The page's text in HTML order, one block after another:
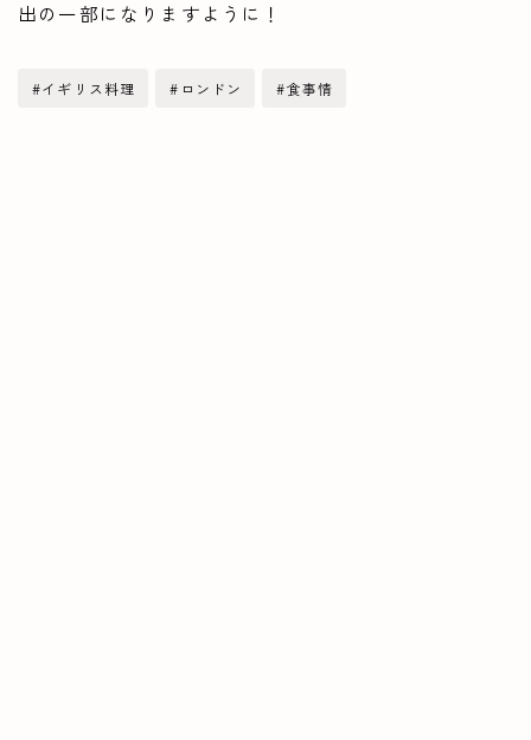
出の一部になりますように！
#イギリス料理 #ロンドン #食事情